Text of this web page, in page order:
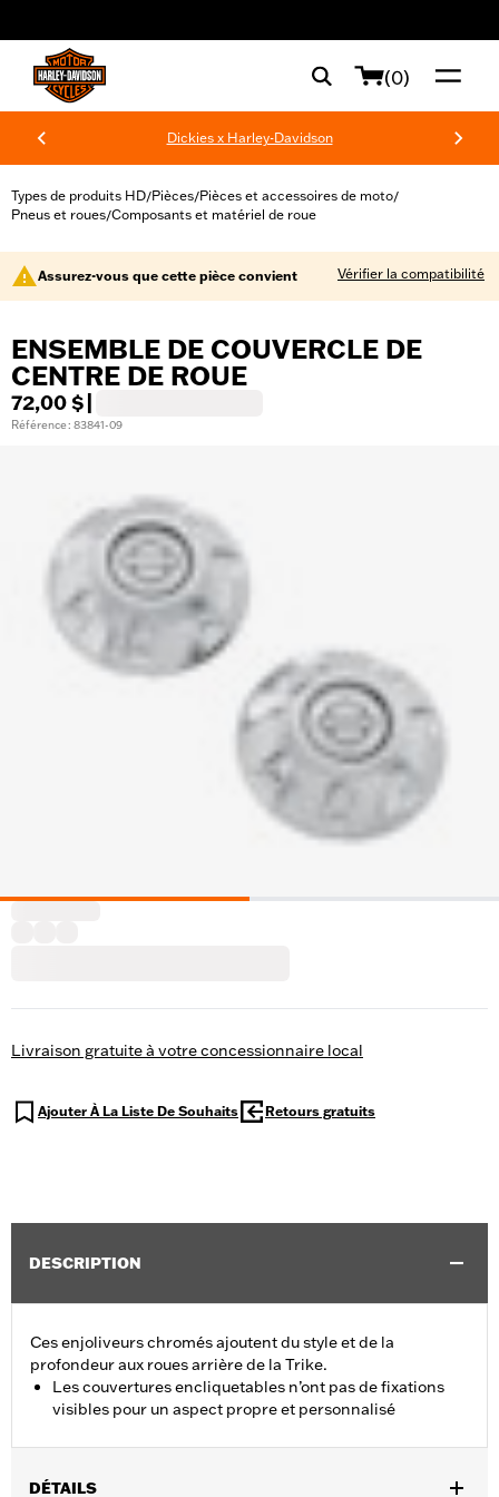
(0)
Dickies x Harley-Davidson
Types de produits HD/Pièces/Pièces et accessoires de moto/
Pneus et roues/Composants et matériel de roue
Assurez-vous que cette pièce convient Vérifier la compatibilité
ENSEMBLE DE COUVERCLE DE
CENTRE DE ROUE
72,00 $
Référence : 83841-09
Livraison gratuite à votre concessionnaire local
Ajouter À La Liste De Souhaits Retours gratuits
DESCRIPTION
Ces enjoliveurs chromés ajoutent du style et de la
profondeur aux roues arrière de la Trike.
Les couvertures encliquetables n’ont pas de fixations
visibles pour un aspect propre et personnalisé
DÉTAILS